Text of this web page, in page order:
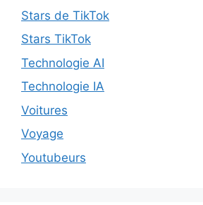
Stars de TikTok
Stars TikTok
Technologie AI
Technologie IA
Voitures
Voyage
Youtubeurs